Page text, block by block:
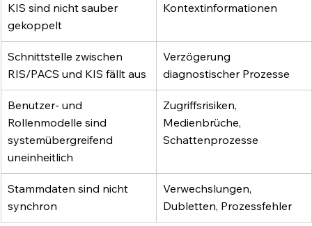
KIS sind nicht sauber
gekoppelt
Kontextinformationen
Schnittstelle zwischen
RIS/PACS und KIS fällt aus
Verzögerung
diagnostischer Prozesse
Benutzer- und
Rollenmodelle sind
systemübergreifend
uneinheitlich
Zugriffsrisiken,
Medienbrüche,
Schattenprozesse
Stammdaten sind nicht
synchron
Verwechslungen,
Dubletten, Prozessfehler